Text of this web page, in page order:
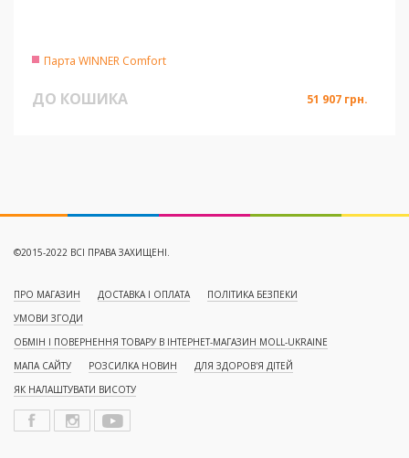
Парта WINNER Comfort
ДО КОШИКА 51 907 грн.
©2015-2022 ВСІ ПРАВА ЗАХИЩЕНІ.
ПРО МАГАЗИН ДОСТАВКА І ОПЛАТА
ПОЛІТИКА БЕЗПЕКИ
УМОВИ ЗГОДИ
ОБМІН І ПОВЕРНЕННЯ ТОВАРУ В ІНТЕРНЕТ-МАГАЗИН MOLL-UKRAINE
МАПА САЙТУ
РОЗСИЛКА НОВИН
ДЛЯ ЗДОРОВ'Я ДІТЕЙ
ЯК НАЛАШТУВАТИ ВИСОТУ